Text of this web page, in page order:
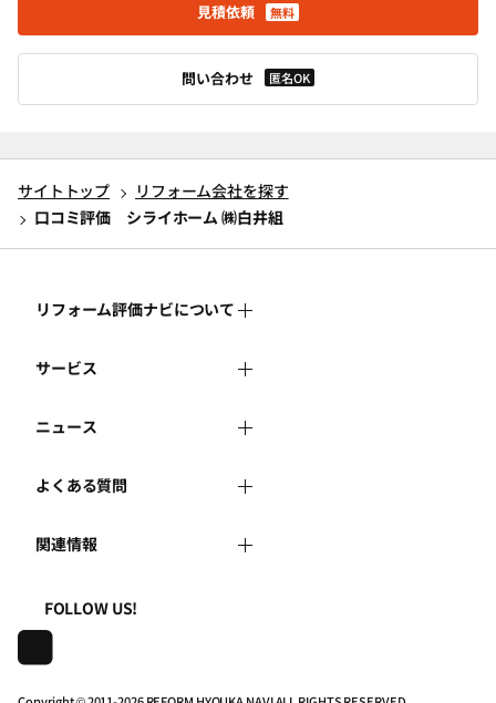
見積依頼 無料
問い合わせ 匿名OK
サイトトップ
リフォーム会社を探す
口コミ評価 シライホーム ㈱白井組
リフォーム評価ナビについて
リフォーム評価ナビとは
運営体制
はじめての方へ
事務局へのお問い合せ
地域の相談窓口のみなさまへ
サービス
リフォーム会社を探す
リフォーム事例を見る
リフォームを相談する
リフォームを学ぶ
ニュース
新着情報
講習会・セミナー
連携機関・企業・団体トピックス
よくある質問
よくある質問
利用規約
プライバシーポリシー
関連情報
一般財団法人住まいづくりナビセンター
株式会社日本建築住宅センター
FOLLOW US!